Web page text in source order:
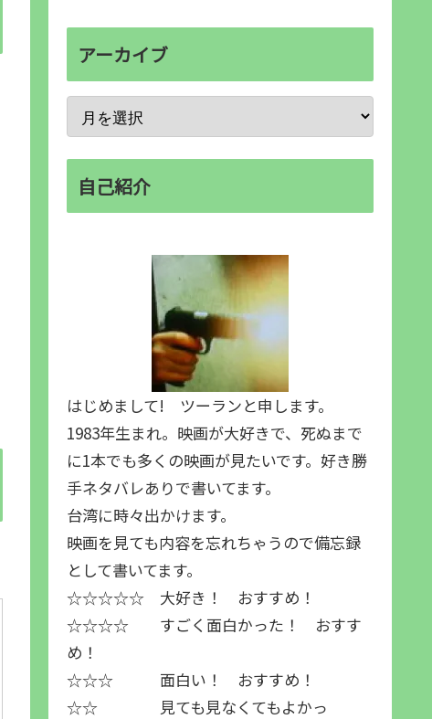
アーカイブ
自己紹介
はじめまして! ツーランと申します。
1983年生まれ。映画が大好きで、死ぬまで
に1本でも多くの映画が見たいです。好き勝
手ネタバレありで書いてます。
台湾に時々出かけます。
映画を見ても内容を忘れちゃうので備忘録
として書いてます。
☆☆☆☆☆ 大好き！ おすすめ！
☆☆☆☆ すごく面白かった！ おすす
め！
☆☆☆ 面白い！ おすすめ！
☆☆ 見ても見なくてもよかっ